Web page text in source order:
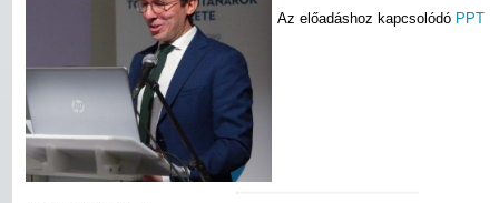
Az előadáshoz kapcsolódó PPT